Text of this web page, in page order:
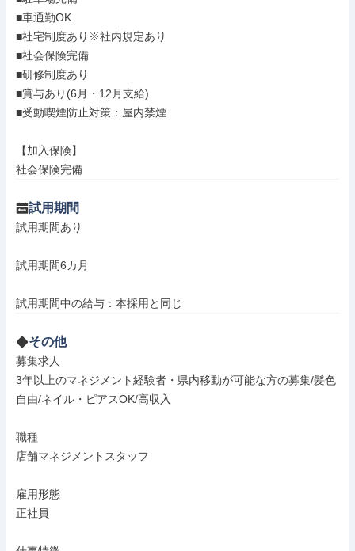
■車通勤OK
■社宅制度あり※社内規定あり
■社会保険完備
■研修制度あり
■賞与あり(6月・12月支給)
■受動喫煙防止対策：屋内禁煙
【加入保険】
社会保険完備
試用期間
試用期間あり
試用期間6カ月
試用期間中の給与：本採用と同じ
その他
募集求人
3年以上のマネジメント経験者・県内移動が可能な方の募集/髪色
自由/ネイル・ピアスOK/高収入
職種
店舗マネジメントスタッフ
雇用形態
正社員